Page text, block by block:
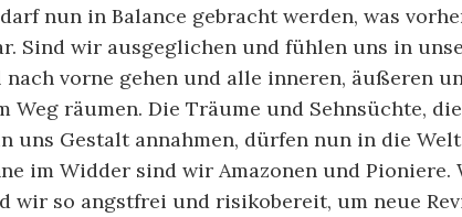
nun in Balance gebracht werden, was
Sind wir ausgeglichen und fühlen uns in
vorne gehen und alle inneren, äußeren
Weg räumen. Die Träume und Sehnsüchte,
uns Gestalt annahmen, dürfen nun in die
im Widder sind wir Amazonen und Pioniere.
wir so angstfrei und risikobereit, um neue